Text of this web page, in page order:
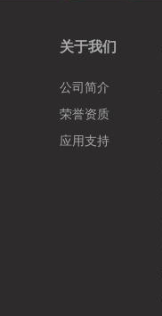
关于我们
公司简介
荣誉资质
应用支持